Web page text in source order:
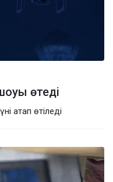
өтеді
атап өтіледі